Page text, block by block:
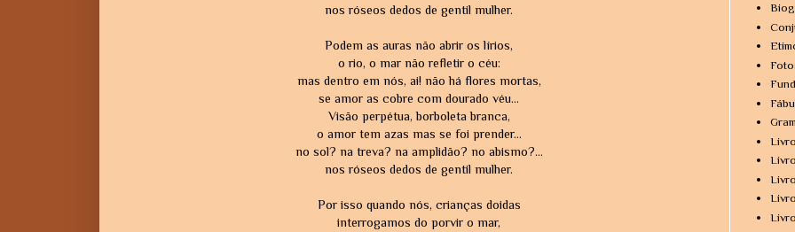
nos róseos dedos de gentil mulher.
Podem as auras não abrir os lírios,
o rio, o mar não refletir o céu:
mas dentro em nós, ai! não há flores mortas,
se amor as cobre com dourado véu...
Visão perpétua, borboleta branca,
o amor tem azas mas se foi prender...
no sol? na treva? na amplidão? no abismo?...
nos róseos dedos de gentil mulher.
Por isso quando nós, crianças doidas
interrogamos do porvir o mar,